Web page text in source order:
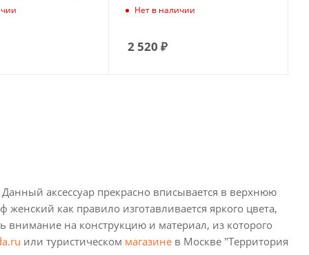
Нет в наличии
2 520 ₽
аксессуар прекрасно вписывается в верхнюю
как правило изготавливается яркого цвета,
на конструкцию и материал, из которого
или туристическом магазине в Москве "Территория